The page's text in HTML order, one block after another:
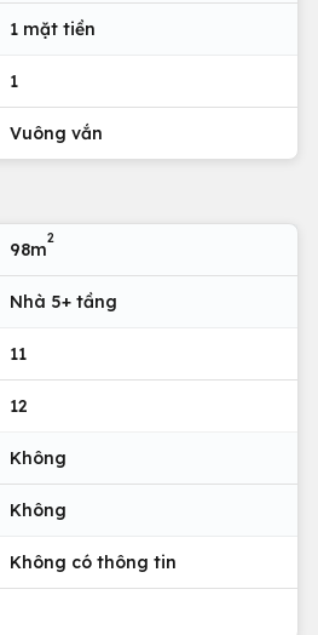
1 mặt tiền
1
Vuông vắn
98m
2
Nhà 5+ tầng
11
12
Không
Không
Không có thông tin